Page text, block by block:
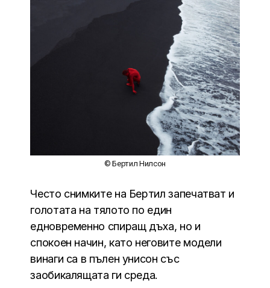
© Бертил Нилсон
Често снимките на Бертил запечатват и
голотата на тялото по един
едновременно спиращ дъха, но и
спокоен начин, като неговите модели
винаги са в пълен унисон със
заобикалящата ги среда.